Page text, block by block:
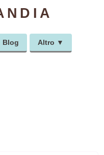
Blog Altro ▼